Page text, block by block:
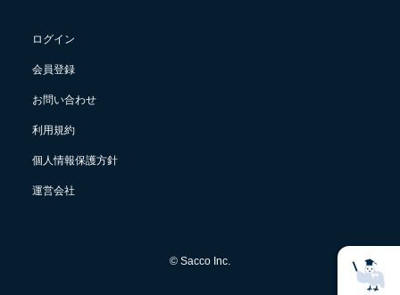
ログイン
会員登録
お問い合わせ
利用規約
個人情報保護方針
運営会社
© Sacco Inc.